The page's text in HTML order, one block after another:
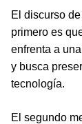
El discurso
primero es
enfrenta a
y busca
tecnología.
El segundo